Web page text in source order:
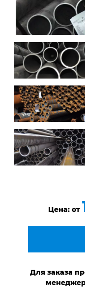
БЛОГ
КОНТАКТЫ
Цена: от
Для заказа